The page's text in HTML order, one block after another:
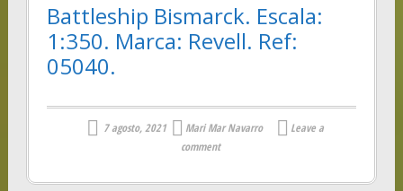
Battleship Bismarck. Escala:
1:350. Marca: Revell. Ref:
05040.
7 agosto, 2021 Mari Mar Navarro
Leave a
comment